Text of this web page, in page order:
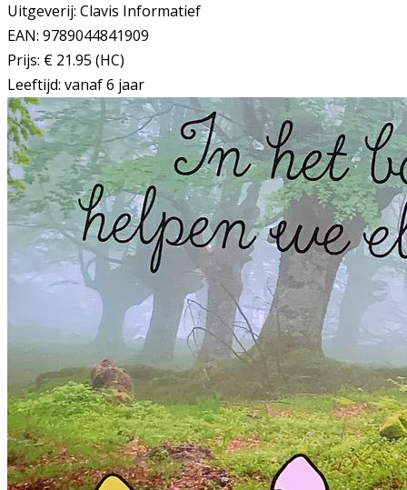
Uitgeverij: Clavis Informatief
EAN: 9789044841909
Prijs: € 21.95 (HC)
Leeftijd: vanaf 6 jaar